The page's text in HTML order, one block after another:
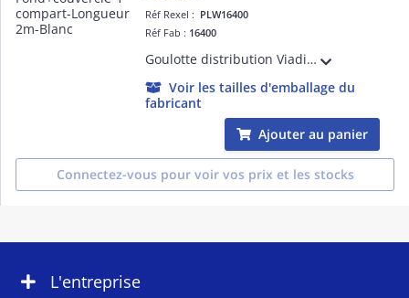
Réf Rexel : PLW16400
Réf Fab : 16400
Goulotte distribution Viadis 60x60mm-Fond+couvercle-1 compart-Longueur 2m-Blanc
Voir les tailles d'emballage du
fabricant
Ajouter au panier
Connectez-vous pour voir vos prix et les stocks
L'entreprise